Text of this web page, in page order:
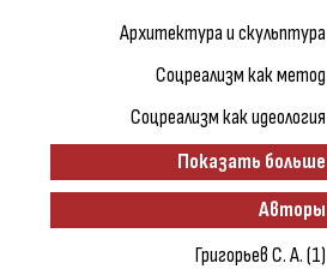
Архитектура и скульптура
Соцреализм как метод
Соцреализм как идеология
Показать больше
Авторы
Григорьев С. А. (1)